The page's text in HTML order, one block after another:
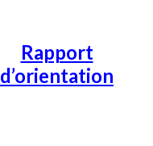
Rapport
d’orientation